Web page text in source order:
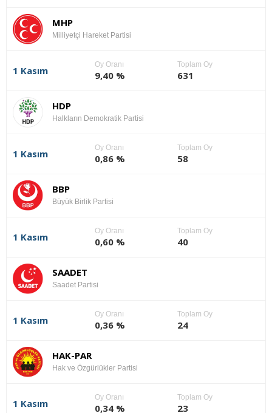
MHP
Milliyetçi Hareket Partisi
1 Kasım
Oy Oranı
9,40 %
Toplam Oy
631
HDP
Halkların Demokratik Partisi
1 Kasım
Oy Oranı
0,86 %
Toplam Oy
58
BBP
Büyük Birlik Partisi
1 Kasım
Oy Oranı
0,60 %
Toplam Oy
40
SAADET
Saadet Partisi
1 Kasım
Oy Oranı
0,36 %
Toplam Oy
24
HAK-PAR
Hak ve Özgürlükler Partisi
1 Kasım
Oy Oranı
0,34 %
Toplam Oy
23